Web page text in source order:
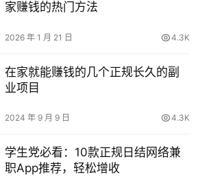
家赚钱的热门方法
2026 年 1 月 21 日 4.3K
在家就能赚钱的几个正规长久的副
业项目
2024 年 9 月 9 日 4.3K
学生党必看：10款正规日结网络兼
职App推荐，轻松增收